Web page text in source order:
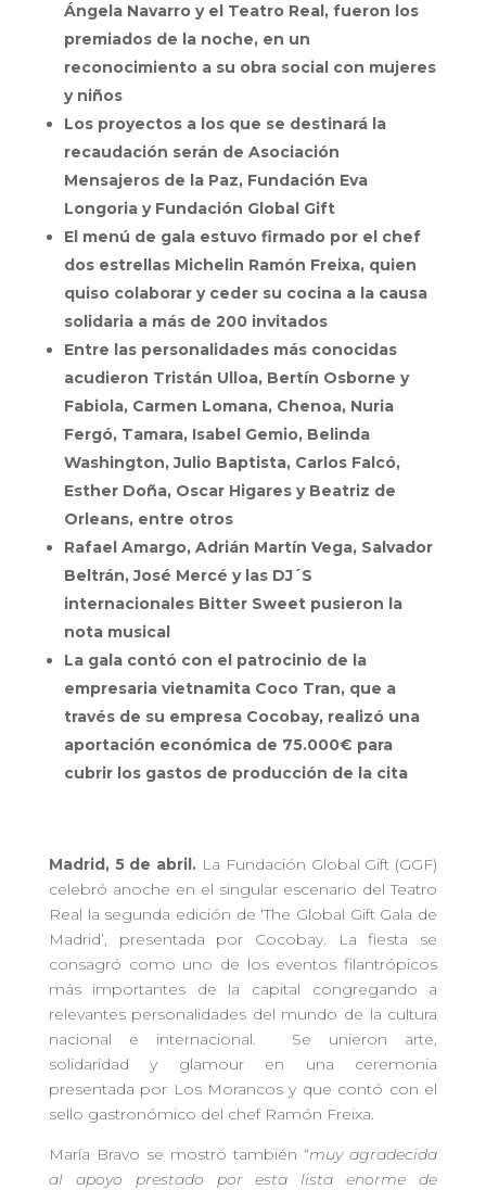
Ángela Navarro y el Teatro Real, fueron los
premiados de la noche, en un
reconocimiento a su obra social con mujeres
y niños
Los proyectos a los que se destinará la
recaudación serán de Asociación
Mensajeros de la Paz, Fundación Eva
Longoria y Fundación Global Gift
El menú de gala estuvo firmado por el chef
dos estrellas Michelin Ramón Freixa, quien
quiso colaborar y ceder su cocina a la causa
solidaria a más de 200 invitados
Entre las personalidades más conocidas
acudieron Tristán Ulloa, Bertín Osborne y
Fabiola, Carmen Lomana, Chenoa, Nuria
Fergó, Tamara, Isabel Gemio, Belinda
Washington, Julio Baptista, Carlos Falcó,
Esther Doña, Oscar Higares y Beatriz de
Orleans, entre otros
Rafael Amargo, Adrián Martín Vega, Salvador
Beltrán, José Mercé y las DJ´S
internacionales Bitter Sweet pusieron la
nota musical
La gala contó con el patrocinio de la
empresaria vietnamita Coco Tran, que a
través de su empresa Cocobay, realizó una
aportación económica de 75.000€ para
cubrir los gastos de producción de la cita
Madrid, 5 de abril. La Fundación Global Gift (GGF)
celebró anoche en el singular escenario del Teatro
Real la segunda edición de ‘The Global Gift Gala de
Madrid’, presentada por Cocobay. La fiesta se
consagró como uno de los eventos filantrópicos
más importantes de la capital congregando a
relevantes personalidades del mundo de la cultura
nacional e internacional. Se unieron arte,
solidaridad y glamour en una ceremonia
presentada por Los Morancos y que contó con el
sello gastronómico del chef Ramón Freixa.
María Bravo se mostró también “muy agradecida
al apoyo prestado por esta listaenorme de